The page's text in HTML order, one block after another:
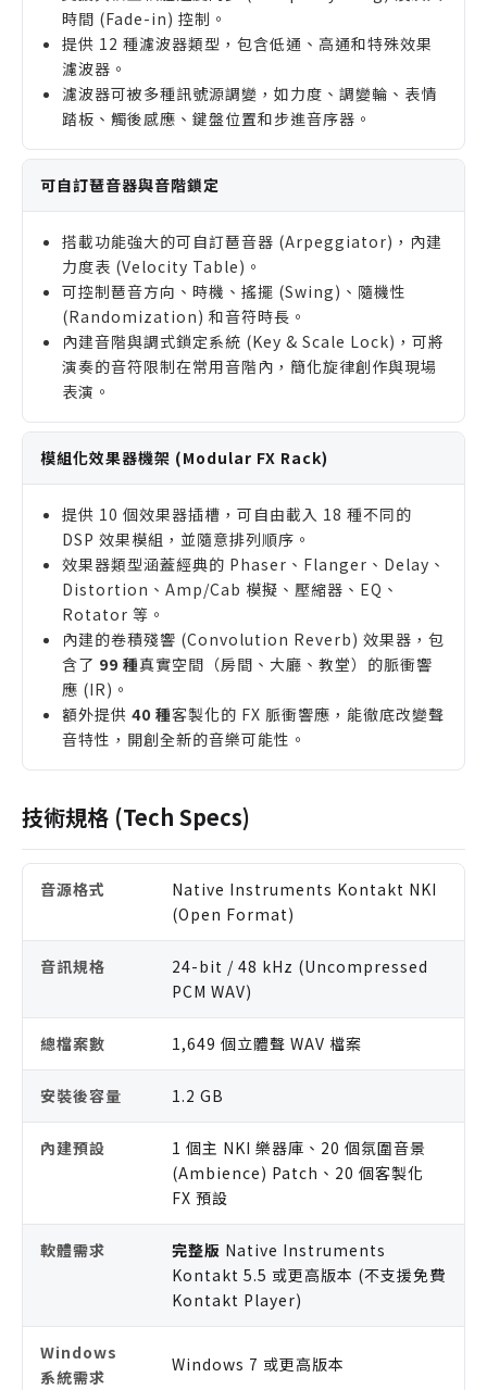
時間 (Fade-in) 控制。
提供 12 種濾波器類型，包含低通、高通和特殊效果
濾波器。
濾波器可被多種訊號源調變，如力度、調變輪、表情
踏板、觸後感應、鍵盤位置和步進音序器。
可自訂琶音器與音階鎖定
搭載功能強大的可自訂琶音器 (Arpeggiator)，內建
力度表 (Velocity Table)。
可控制琶音方向、時機、搖擺 (Swing)、隨機性
(Randomization) 和音符時長。
內建音階與調式鎖定系統 (Key & Scale Lock)，可將
演奏的音符限制在常用音階內，簡化旋律創作與現場
表演。
模組化效果器機架 (Modular FX Rack)
提供 10 個效果器插槽，可自由載入 18 種不同的
DSP 效果模組，並隨意排列順序。
效果器類型涵蓋經典的 Phaser、Flanger、Delay、
Distortion、Amp/Cab 模擬、壓縮器、EQ、
Rotator 等。
內建的卷積殘響 (Convolution Reverb) 效果器，包
含了 99 種真實空間（房間、大廳、教堂）的脈衝響
應 (IR)。
額外提供 40 種客製化的 FX 脈衝響應，能徹底改變聲
音特性，開創全新的音樂可能性。
技術規格 (Tech Specs)
音源格式
Native Instruments Kontakt NKI
(Open Format)
音訊規格
24-bit / 48 kHz (Uncompressed
PCM WAV)
總檔案數 1,649 個立體聲 WAV 檔案
安裝後容量 1.2 GB
內建預設
1 個主 NKI 樂器庫、20 個氛圍音景
(Ambience) Patch、20 個客製化
FX 預設
軟體需求 完整版 Native Instruments
Kontakt 5.5 或更高版本 (不支援免費
Kontakt Player)
Windows
系統需求
Windows 7 或更高版本